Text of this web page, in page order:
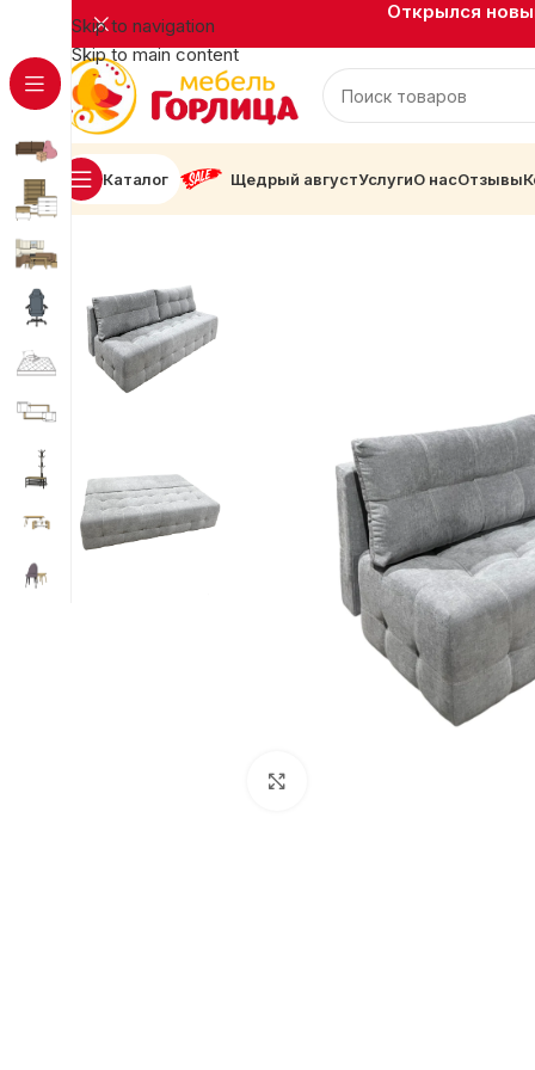
Skip to navigation
Skip to main content
Открылся
Каталог Щедрый августУслугиО насОтзывы
Главная Мягкая мебель